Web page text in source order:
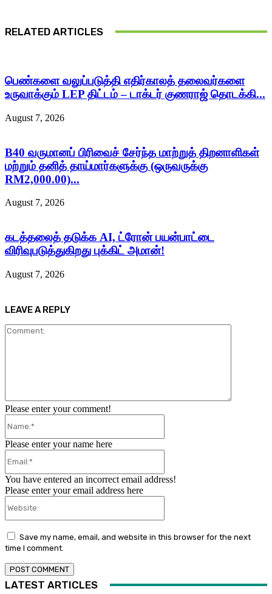
RELATED ARTICLES
பெண்களை வலுப்படுத்தி எதிர்காலத் தலைவர்களை
உருவாக்கும் LEP திட்டம் – டாக்டர் குணராஜ் தொடக்கி...
August 7, 2026
B40 வருமானப் பிரிவைச் சேர்ந்த மாற்றுத் திறனாளிகள்
மற்றும் தனித் தாய்மார்களுக்கு (ஒருவருக்கு
RM2,000.00)...
August 7, 2026
கடத்தலைத் தடுக்க AI, ட்ரோன் பயன்பாட்டை
விரிவுபடுத்துகிறது புக்கிட் அமான்!
August 7, 2026
LEAVE A REPLY
Please enter your comment!
Please enter your name here
You have entered an incorrect email address!
Please enter your email address here
Save my name, email, and website in this browser for the next
time I comment.
LATEST ARTICLES